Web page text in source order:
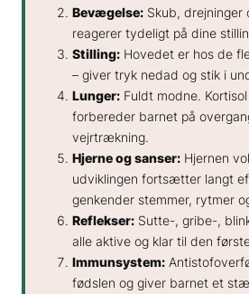
Bevægelse: Skub,
reagerer tydeligt på dine
Stilling: Hovedet er hos de
– giver tryk nedad og stik i
Lunger: Fuldt modne.
forbereder barnet på
vejrtrækning.
Hjerne og sanser: Hjernen
udviklingen fortsætter langt
genkender stemmer, rytmer
Reflekser: Sutte-, gribe-,
alle aktive og klar til den
Immunsystem:
fødslen og giver barnet et